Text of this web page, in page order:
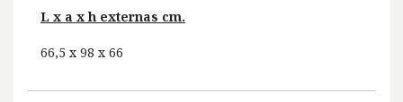
L x a x h externas cm.
66,5 x 98 x 66